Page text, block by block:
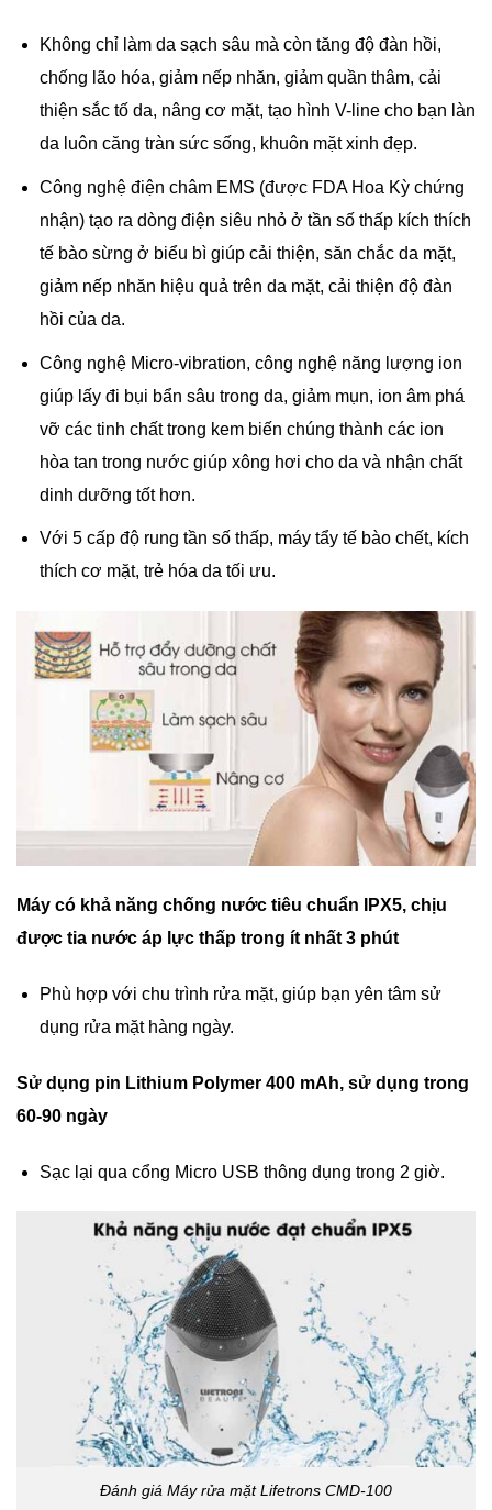
Không chỉ làm da sạch sâu mà còn tăng độ đàn hồi,
chống lão hóa, giảm nếp nhăn, giảm quần thâm, cải
thiện sắc tố da, nâng cơ mặt, tạo hình V-line cho bạn làn
da luôn căng tràn sức sống, khuôn mặt xinh đẹp.
Công nghệ điện châm EMS (được FDA Hoa Kỳ chứng
nhận) tạo ra dòng điện siêu nhỏ ở tần số thấp kích thích
tế bào sừng ở biểu bì giúp cải thiện, săn chắc da mặt,
giảm nếp nhăn hiệu quả trên da mặt, cải thiện độ đàn
hồi của da.
Công nghệ Micro-vibration, công nghệ năng lượng ion
giúp lấy đi bụi bẩn sâu trong da, giảm mụn, ion âm phá
vỡ các tinh chất trong kem biến chúng thành các ion
hòa tan trong nước giúp xông hơi cho da và nhận chất
dinh dưỡng tốt hơn.
Với 5 cấp độ rung tần số thấp, máy tẩy tế bào chết, kích
thích cơ mặt, trẻ hóa da tối ưu.
Máy có khả năng chống nước tiêu chuẩn IPX5, chịu
được tia nước áp lực thấp trong ít nhất 3 phút
Phù hợp với chu trình rửa mặt, giúp bạn yên tâm sử
dụng rửa mặt hàng ngày.
Sử dụng pin Lithium Polymer 400 mAh, sử dụng trong
60-90 ngày
Sạc lại qua cổng Micro USB thông dụng trong 2 giờ.
Đánh giá Máy rửa mặt Lifetrons CMD-100